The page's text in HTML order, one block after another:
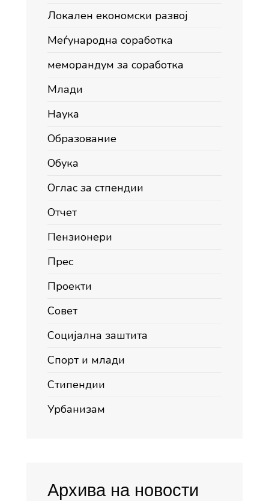
Локален економски развој
Меѓународна соработка
меморандум за соработка
Млади
Наука
Образование
Обука
Оглас за стпендии
Отчет
Пензионери
Прес
Проекти
Совет
Социјална заштита
Спорт и млади
Стипендии
Урбанизам
Архива на новости